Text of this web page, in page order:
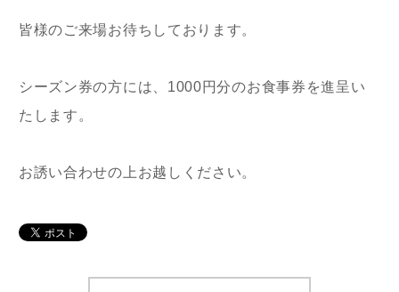
皆様のご来場お待ちしております。
シーズン券の方には、1000円分のお食事券を進呈い
たします。
お誘い合わせの上お越しください。